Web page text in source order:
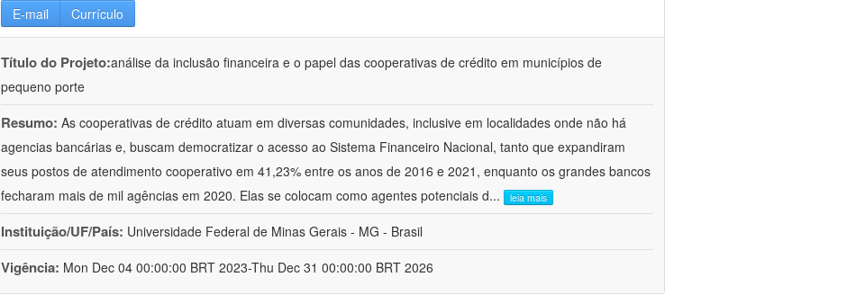
E-mail Currículo
Título do Projeto:análise da inclusão financeira e o papel das cooperativas de crédito em municípios de
pequeno porte
Resumo: As cooperativas de crédito atuam em diversas comunidades, inclusive em localidades onde não há
agencias bancárias e, buscam democratizar o acesso ao Sistema Financeiro Nacional, tanto que expandiram
seus postos de atendimento cooperativo em 41,23% entre os anos de 2016 e 2021, enquanto os grandes bancos
fecharam mais de mil agências em 2020. Elas se colocam como agentes potenciais d... leia mais
Instituição/UF/País: Universidade Federal de Minas Gerais - MG - Brasil
Vigência: Mon Dec 04 00:00:00 BRT 2023-Thu Dec 31 00:00:00 BRT 2026